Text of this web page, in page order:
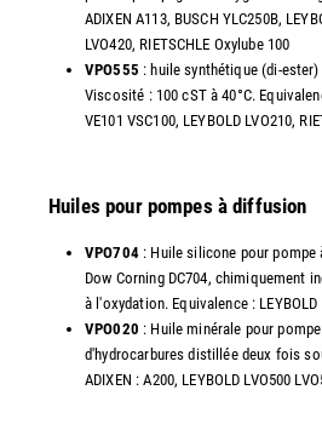
ADIXEN A113, BUSCH YLC250B,
LVO420, RIETSCHLE Oxylube 100
VPO555 : huile synthétique (di-
Viscosité : 100 cST à 40°C.
VE101 VSC100, LEYBOLD LVO210,
Huiles pour pompes à diffusion
VPO704: Huile silicone pour
Dow Corning DC704, chimiquement
à l'oxydation. Equivalence : LEYBOLD
VPO020 : Huile minérale pour
d'hydrocarbures distillée deux fois
ADIXEN : A200, LEYBOLD LVO500